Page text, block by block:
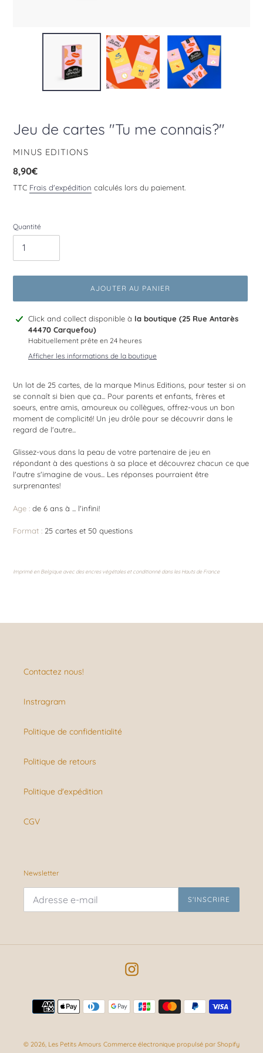
Jeu de cartes "Tu me connais?"
DISTRIBUTEUR
MINUS EDITIONS
Prix
normal
8,90€
TTC Frais d'expédition calculés lors du paiement.
Quantité
AJOUTER AU PANIER
Ajout
produit
votre
Click and collect disponible à la boutique (25 Rue Antarès
44470 Carquefou)
Habituellement prête en 24 heures
Afficher les informations de la boutique
Un lot de 25 cartes, de la marque Minus Editions, pour tester si on
se connaît si bien que ça... Pour parents et enfants, frères et
soeurs, entre amis, amoureux ou collègues, offrez-vous un bon
moment de complicité! Un jeu drôle pour se découvrir dans le
regard de l'autre...
Glissez-vous dans la peau de votre partenaire de jeu en
répondant à des questions à sa place et découvrez chacun ce que
l'autre s'imagine de vous... Les réponses pourraient être
surprenantes!
Age : de 6 ans à ... l'infini!
Format : 25 cartes et 50 questions
Imprimé en Belgique avec des encres végétales et conditionné dans les Hauts de France
Contactez nous!
Instragram
Politique de confidentialité
Politique de retours
Politique d'expédition
CGV
Newsletter
S'INSCRIRE
Instagram
Moyens
de
© 2026, Les Petits Amours Commerce électronique propulsé par Shopify